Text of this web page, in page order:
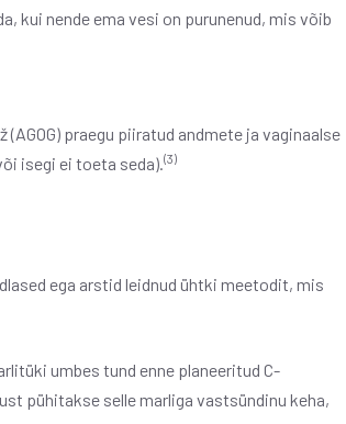
kui nende ema vesi on purunenud, mis võib
praegu piiratud andmete ja vaginaalse
isegi ei toeta seda). (3)
ega arstid leidnud ühtki meetodit, mis
umbes tund enne planeeritud C-
pühitakse selle marliga vastsündinu keha,